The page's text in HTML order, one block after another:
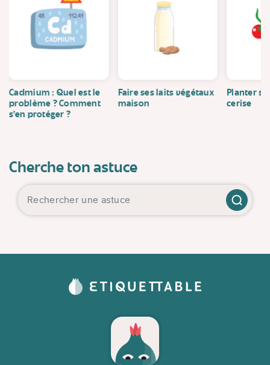
Cadmium : Quel est le
problème ? Comment
s’en protéger ?
Faire ses laits végétaux
maison
Planter
cerise
Cherche ton astuce